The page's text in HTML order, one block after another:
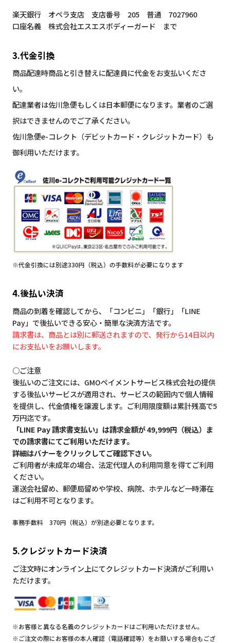
楽天銀行 オペラ支店 支店番号 205 普通 7027960
口座名義 株式会社エスエスボディーガード まで
3.代金引換
商品配達時商品と引き替えに配達員に代金をお支払いくださ
い。
配達業者は佐川急便もしくは日本郵便になります。業者のご選
択はできませんのでご了承ください。
佐川急便e-コレクト（デビットカード・クレジットカード）も
御利用いただけます。
※代金引換には別途330円（税込）の手数料が必要になります
4.後払い決済
商品の到着を確認してから、「コンビニ」「銀行」「LINE
Pay」で後払いできる安心・簡単な決済方法です。
請求書は、商品とは別に郵送されますので、発行から14日以内
にお支払いをお願いします。
○ご注意
後払いのご注文には、GMOペイメントサービス株式会社の提供
する後払いサービスが適用され、サービスの範囲内で個人情報
を提供し、代金債権を譲渡します。ご利用限度額は累計残高で5
万円迄です。
「LINE Pay 請求書支払い」は請求金額が 49,999円（税込）ま
での請求書にてご利用いただけます。
詳細はバナーをクリックしてご確認下さい。
ご利用者が未成年の場合、法定代理人の利用同意を得てご利用
ください。
運送会社留め、郵便局留めや学校、病院、ホテルなど一時滞在
はご利用不可となります。
事務手数料 370円（税込）が別途必要となります。
5.クレジットカード決済
ご注文時にオンライン上にてクレジットカード決済がご利用い
ただけます。
※お客様と異なる名義のクレジットカードはご利用いただけません。
※ご注文の際にお客様の本人確認（電話確認等）をお願いする場合もござ